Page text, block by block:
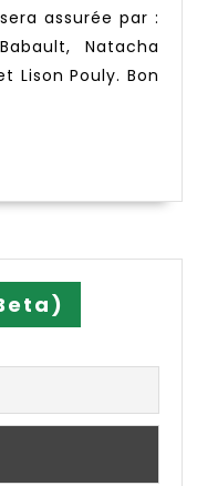
2019
Natacha
Lison Pouly. Bon